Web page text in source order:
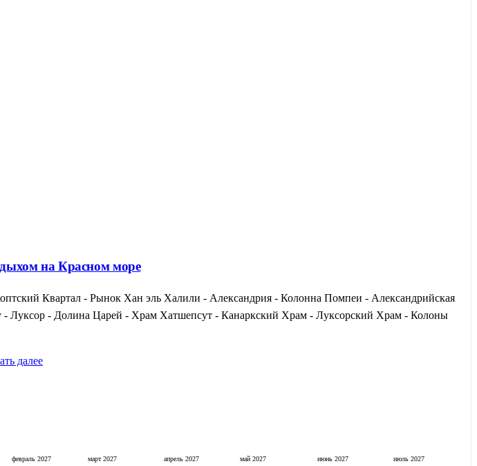
на Красном море
Квартал - Рынок Хан эль Халили - Александрия - Колонна Помпеи - Александрийская
- Долина Царей - Храм Хатшепсут - Канаркский Храм - Луксорский Храм - Колоны
далее
февраль 2027 март2027 апрель 2027 май 2027 июнь 2027 июль 2027